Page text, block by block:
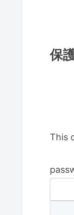
保
This